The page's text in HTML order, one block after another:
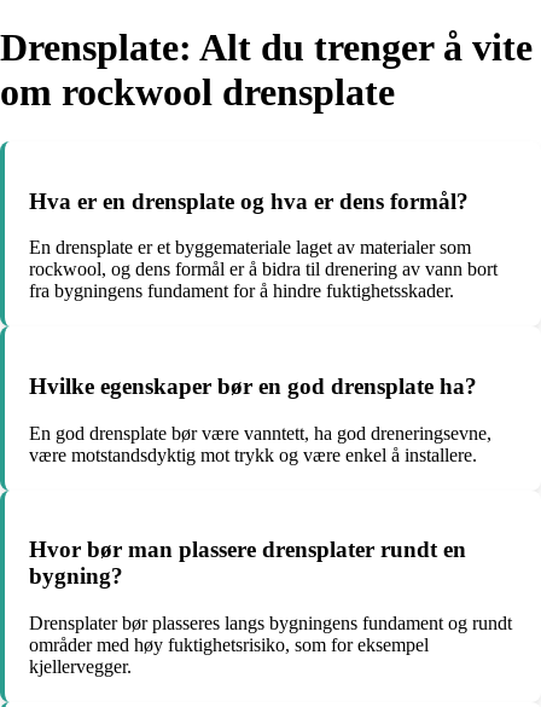
Drensplate: Alt du trenger å vite
om rockwool drensplate
Hva er en drensplate og hva er dens formål?
En drensplate er et byggemateriale laget av materialer som
rockwool, og dens formål er å bidra til drenering av vann bort
fra bygningens fundament for å hindre fuktighetsskader.
Hvilke egenskaper bør en god drensplate ha?
En god drensplate bør være vanntett, ha god dreneringsevne,
være motstandsdyktig mot trykk og være enkel å installere.
Hvor bør man plassere drensplater rundt en
bygning?
Drensplater bør plasseres langs bygningens fundament og rundt
områder med høy fuktighetsrisiko, som for eksempel
kjellervegger.